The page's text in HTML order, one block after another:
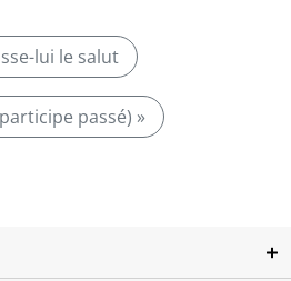
lui le salut
passé) »